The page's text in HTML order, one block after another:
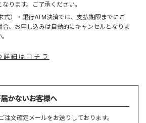
ります。ご了承ください。
式）・銀行ATM決済では、支払期限までにご
合、お申し込みは自動的にキャンセルとなりま
詳細はコチラ
かないお客様へ
注文確定メールをお送りしております。